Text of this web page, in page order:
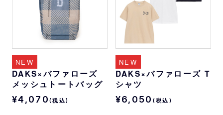
NEW
DAKS×バファローズ
メッシュトートバッグ
¥4,070 (税込)
NEW
DAKS×バファローズ T
シャツ
¥6,050 (税込)